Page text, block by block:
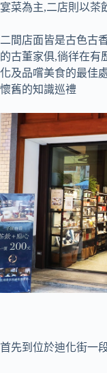
宴菜為主,二店則以茶
二間店面皆是古色古
的古董家俱,徜徉在有
化及品嚐美食的最佳
懷舊的知識巡禮
首先到位於迪化街一